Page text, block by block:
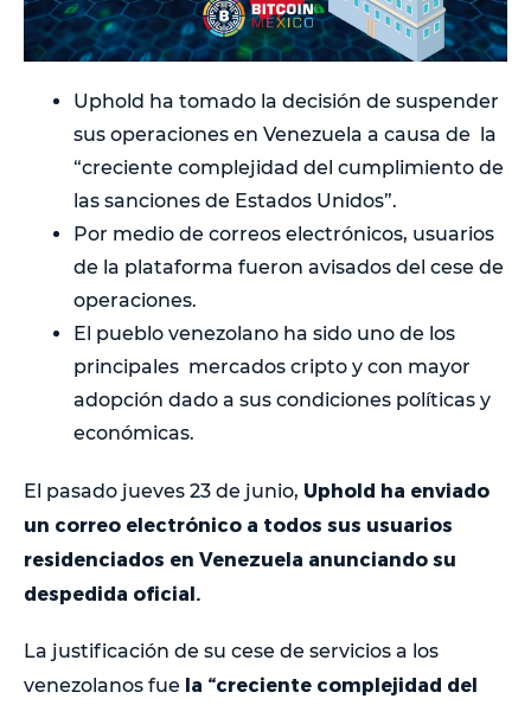
Uphold ha tomado la decisión de suspender
sus operaciones en Venezuela a causa de la
“creciente complejidad del cumplimiento de
las sanciones de Estados Unidos”.
Por medio de correos electrónicos, usuarios
de la plataforma fueron avisados del cese de
operaciones.
El pueblo venezolano ha sido uno de los
principales mercados cripto y con mayor
adopción dado a sus condiciones políticas y
económicas.
El pasado jueves 23 de junio, Uphold ha enviado
un correo electrónico a todos sus usuarios
residenciados en Venezuela anunciando su
despedida oficial.
La justificación de su cese de servicios a los
venezolanos fue la “creciente complejidad del